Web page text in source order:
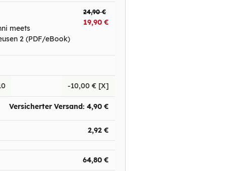
meets
2 (PDF/eBook)
24,90€
19,90 €
-10,00 € [X]
Versicherter Versand: 4,90 €
2,92 €
64,80 €